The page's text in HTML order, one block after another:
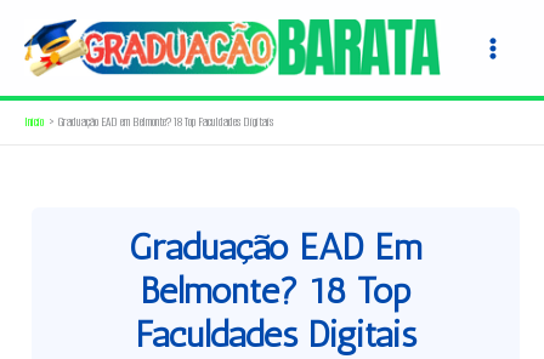
para
conteúdo
Início Graduação EAD em Belmonte? 18 Top Faculdades Digitais
Graduação EAD Em
Belmonte? 18 Top
Faculdades Digitais